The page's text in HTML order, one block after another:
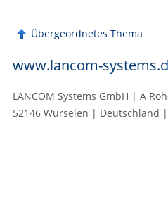
Übergeordnetes Thema
www.lancom-
LANCOM Systems GmbH | A
52146 Würselen | Deutschland |